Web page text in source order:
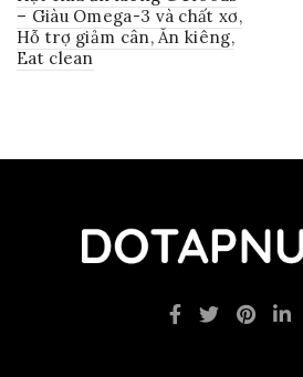
– Giàu Omega-3 và chất xơ,
Hỗ trợ giảm cân, Ăn kiêng,
Eat clean